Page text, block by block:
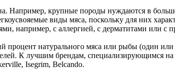
Например, крупные породы нуждаются в
виды мяса, поскольку для них
например, с аллергией, с дерматитами или
процент натурального мяса или рыбы (один
К лучшим брендам, специализирующимся на
Isegrim, Belcando.